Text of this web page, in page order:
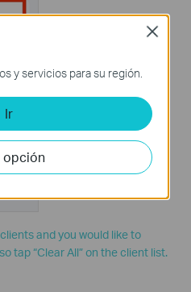
and you would like to
tap “Clear All” on the client list.
y servicios para su región.
Ir
opción
Close